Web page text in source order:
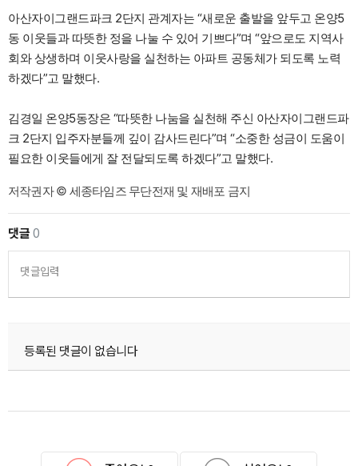
아산자이그랜드파크 2단지 관계자는 “새로운 출발을 앞두고 온양5
동 이웃들과 따뜻한 정을 나눌 수 있어 기쁘다”며 “앞으로도 지역사
회와 상생하며 이웃사랑을 실천하는 아파트 공동체가 되도록 노력
하겠다”고 말했다.
김경일 온양5동장은 “따뜻한 나눔을 실천해 주신 아산자이그랜드파
크 2단지 입주자분들께 깊이 감사드린다”며 “소중한 성금이 도움이
필요한 이웃들에게 잘 전달되도록 하겠다”고 말했다.
저작권자 © 세종타임즈 무단전재 및 재배포 금지
댓글0
댓글입력
등록된 댓글이 없습니다